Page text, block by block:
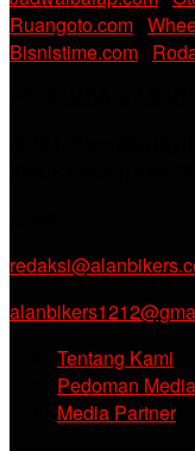
Ruangoto.com
Bisnistime.com
Tentang Kami
Pedoman
Media Partner